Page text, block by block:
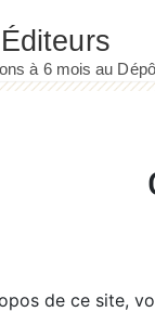
de ce site,